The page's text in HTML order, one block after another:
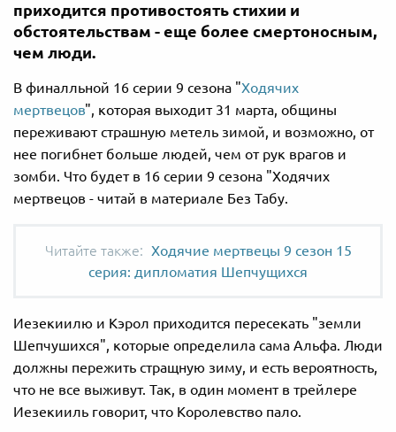
приходится противостоять стихии и
обстоятельствам - еще более смертоносным,
чем люди.
В финалльной 16 серии 9 сезона "Ходячих
мертвецов", которая выходит 31 марта, общины
переживают страшную метель зимой, и возможно, от
нее погибнет больше людей, чем от рук врагов и
зомби. Что будет в 16 серии 9 сезона "Ходячих
мертвецов - читай в материале Без Табу.
Ходячие мертвецы 9 сезон 15
серия: дипломатия Шепчущихся
Иезекиилю и Кэрол приходится пересекать "земли
Шепчушихся", которые определила сама Альфа. Люди
должны пережить стращную зиму, и есть вероятность,
что не все выживут. Так, в один момент в трейлере
Иезекииль говорит, что Королевство пало.